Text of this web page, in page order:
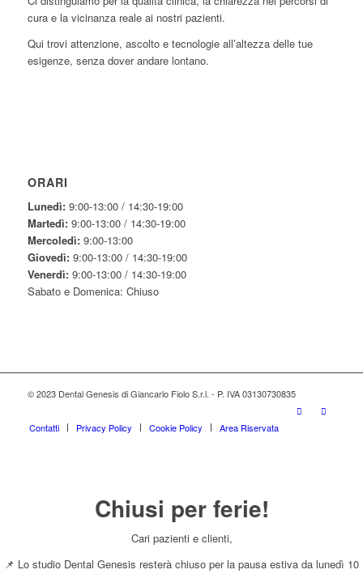
cura e la vicinanza reale ai nostri pazienti.
Qui trovi attenzione, ascolto e tecnologie all’altezza delle tue
esigenze, senza dover andare lontano.
ORARI
Lunedì:9:00-13:00 / 14:30-19:00
Martedì:9:00-13:00 / 14:30-19:00
Mercoledì:9:00-13:00
Giovedì:9:00-13:00 / 14:30-19:00
Venerdì:9:00-13:00 / 14:30-19:00
Sabato e Domenica: Chiuso
© 2023 Dental Genesis di Giancarlo Fiolo S.r.l. - P. IVA 03130730835
Contatti Privacy Policy Cookie Policy Area Riservata
Chiusi per ferie!
Cari pazienti e clienti,
📌 Lo studio Dental Genesis resterà chiuso per la pausa estiva da lunedì 10